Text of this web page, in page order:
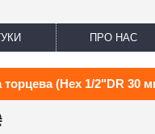
ПРО НАС
торцева (Hex 1/2"DR 30